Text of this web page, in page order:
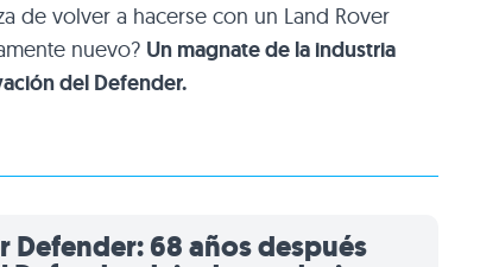
de volver a hacerse con un Land Rover
nuevo? Un magnate de la industria
del Defender.
Defender: 68 años después